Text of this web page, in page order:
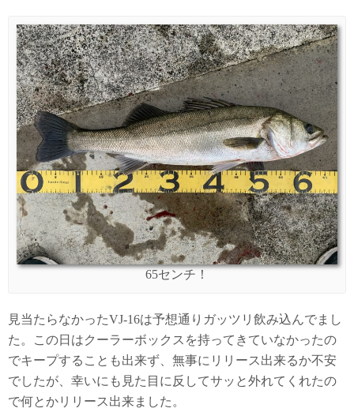
65センチ！
見当たらなかったVJ-16は予想通りガッツリ飲み込んでまし
た。この日はクーラーボックスを持ってきていなかったの
でキープすることも出来ず、無事にリリース出来るか不安
でしたが、幸いにも見た目に反してサッと外れてくれたの
で何とかリリース出来ました。